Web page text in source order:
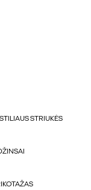
STRIUKĖS